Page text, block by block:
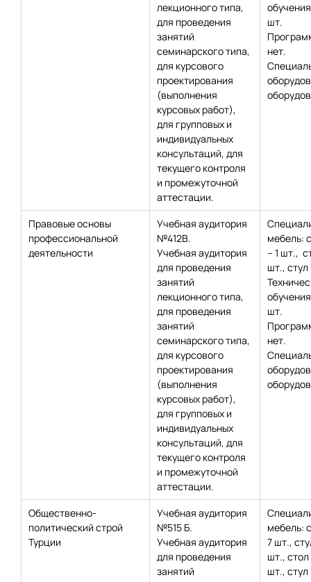
лекционного типа,
для проведения
занятий
семинарского типа,
для курсового
проектирования
(выполнения
курсовых работ),
для групповых и
индивидуальных
консультаций, для
текущего контроля
и промежуточной
аттестации.
шт.
нет.
Правовые основы
профессиональной
деятельности
Учебная аудитория
№412В.
Учебная аудитория
для проведения
занятий
лекционного типа,
для проведения
занятий
семинарского типа,
для курсового
проектирования
(выполнения
курсовых работ),
для групповых и
индивидуальных
консультаций, для
текущего контроля
и промежуточной
аттестации.
мебель:
– 1 шт.,
шт.,
шт.
нет.
Общественно-
политический строй
Турции
Учебная аудитория
№515 Б.
Учебная аудитория
для проведения
занятий
мебель:
7 шт.,
шт., стол
шт., стул